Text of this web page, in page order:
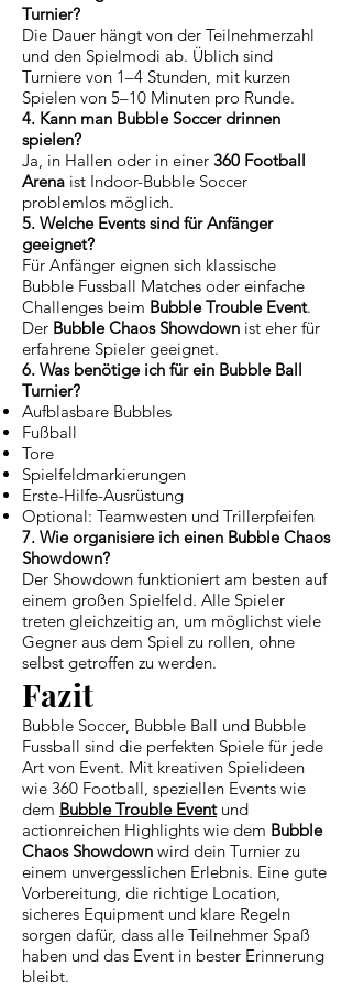
Turnier?
Die Dauer hängt von der Teilnehmerzahl
und den Spielmodi ab. Üblich sind
Turniere von 1–4 Stunden, mit kurzen
Spielen von 5–10 Minuten pro Runde.
4. Kann man Bubble Soccer drinnen
spielen?
Ja, in Hallen oder in einer 360 Football
Arena ist Indoor-Bubble Soccer
problemlos möglich.
5. Welche Events sind für Anfänger
geeignet?
Für Anfänger eignen sich klassische
Bubble Fussball Matches oder einfache
Challenges beim Bubble Trouble Event.
Der Bubble Chaos Showdown ist eher für
erfahrene Spieler geeignet.
6. Was benötige ich für ein Bubble Ball
Turnier?
Aufblasbare Bubbles
Fußball
Tore
Spielfeldmarkierungen
Erste-Hilfe-Ausrüstung
Optional: Teamwesten und Trillerpfeifen
7. Wie organisiere ich einen Bubble Chaos
Showdown?
Der Showdown funktioniert am besten auf
einem großen Spielfeld. Alle Spieler
treten gleichzeitig an, um möglichst viele
Gegner aus dem Spiel zu rollen, ohne
selbst getroffen zu werden.
Fazit
Bubble Soccer, Bubble Ball und Bubble
Fussball sind die perfekten Spiele für jede
Art von Event. Mit kreativen Spielideen
wie 360 Football, speziellen Events wie
dem Bubble Trouble Eventund
actionreichen Highlights wie dem Bubble
Chaos Showdown wird dein Turnier zu
einem unvergesslichen Erlebnis. Eine gute
Vorbereitung, die richtige Location,
sicheres Equipment und klare Regeln
sorgen dafür, dass alle Teilnehmer Spaß
haben und das Event in bester Erinnerung
bleibt.